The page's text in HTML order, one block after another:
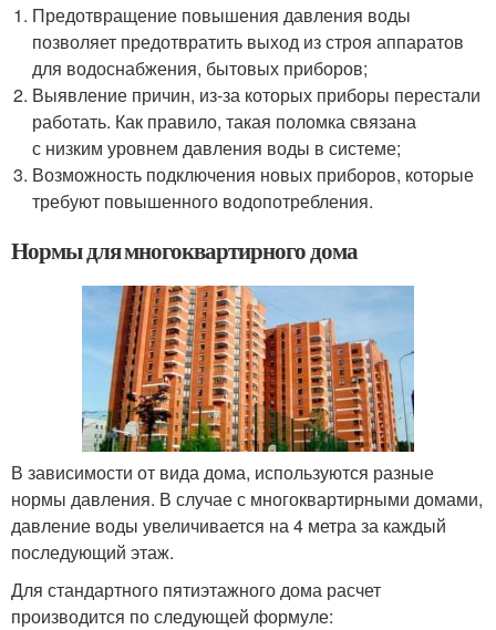
Предотвращение повышения давления воды
позволяет предотвратить выход из строя аппаратов
для водоснабжения, бытовых приборов;
Выявление причин, из-за которых приборы перестали
работать. Как правило, такая поломка связана
с низким уровнем давления воды в системе;
Возможность подключения новых приборов, которые
требуют повышенного водопотребления.
Нормы для многоквартирного дома
В зависимости от вида дома, используются разные
нормы давления. В случае с многоквартирными домами,
давление воды увеличивается на 4 метра за каждый
последующий этаж.
Для стандартного пятиэтажного дома расчет
производится по следующей формуле: